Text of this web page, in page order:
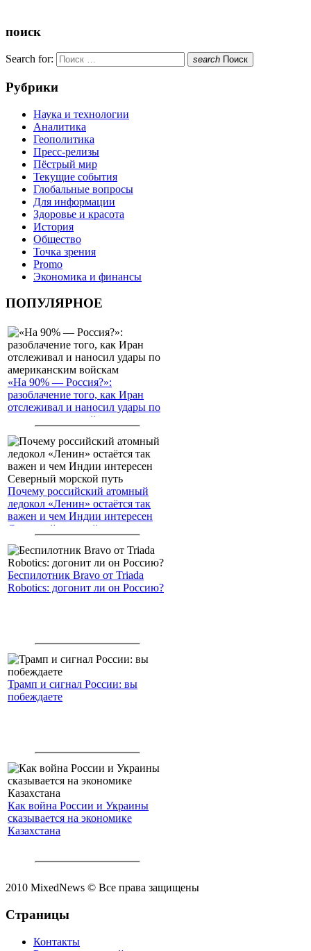
поиск
Search for: search Поиск
Рубрики
Наука и технологии
Аналитика
Геополитика
Пресс-релизы
Пёстрый мир
Текущие события
Глобальные вопросы
Для информации
Здоровье и красота
История
Общество
Точка зрения
Promo
Экономика и финансы
ПОПУЛЯРНОЕ
«На 90% — Россия?»:
разоблачение того, как Иран
отслеживал и наносил удары по
американским войскам
Почему российский атомный
ледокол «Ленин» остаётся так
важен и чем Индии интересен
Северный морской путь
Беспилотник Bravo от Triada
Robotics: догонит ли он Россию?
Трамп и сигнал России: вы
побеждаете
Как война России и Украины
сказывается на экономике
Казахстана
2010 MixedNews © Все права защищены
Страницы
Контакты